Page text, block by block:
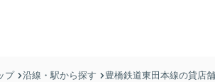
プ 沿線・駅から探す 豊橋鉄道東田本線の貸店